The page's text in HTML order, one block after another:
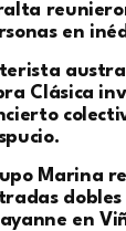
en
Clásica
Marina
en